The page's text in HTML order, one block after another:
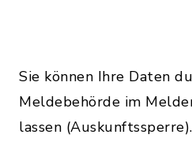
Sie können Ihre Daten
Meldebehörde im
lassen